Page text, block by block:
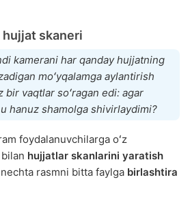
hujjat skaneri
kamerani har qanday hujjatning
moʻyqalamga aylantirish
bir vaqtlar soʻragan edi: agar
hanuz shamolga shivirlaydimi?
foydalanuvchilarga oʻz
hujjatlar skanlarini yaratish
rasmni bitta faylga birlashtira